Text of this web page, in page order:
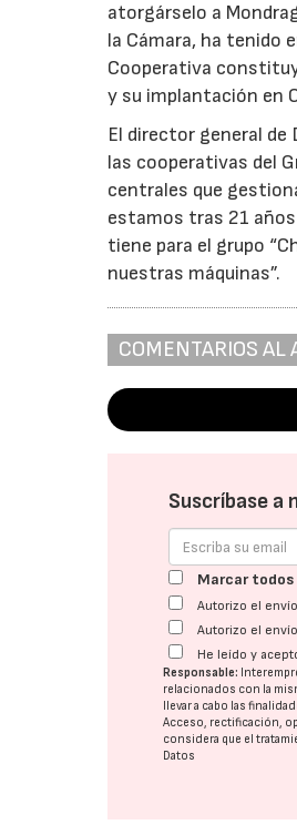
atorgárselo a
la Cámara, ha tenido
Cooperativa
y su implantación en
El director general de
las cooperativas del
centrales que
estamos tras 21
tiene para el grupo
nuestras máquinas”.
COMENTARIOS AL
Suscríbase a
Marcar todos
Autorizo el
Autorizo el
He leído y
Responsable:
relacionados con la
llevar a cabo las
Acceso, rectificación,
considera que el
Datos